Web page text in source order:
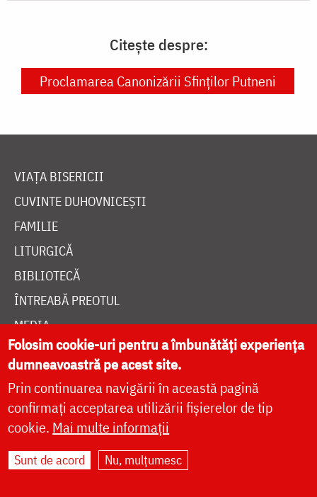
Citește despre:
Proclamarea Canonizării Sfinților Putneni
VIAȚA BISERICII
CUVINTE DUHOVNICEȘTI
FAMILIE
LITURGICĂ
BIBLIOTECĂ
ÎNTREABĂ PREOTUL
MEDIA
ȘTIRI
HRAMUL SFINTEI CUVIOASE PARASCHEVA
AUTORI
PĂRINȚI DUHOVNICEȘTI
MAICI CU VIAȚĂ DUHOVNICEASCĂ
Folosim cookie-uri pentru a îmbunătăți experiența
dumneavoastră pe acest site.
Prin continuarea navigării în această pagină
confirmați acceptarea utilizării fișierelor de tip
cookie. Mai multe informații
Sunt de acord Nu, mulțumesc